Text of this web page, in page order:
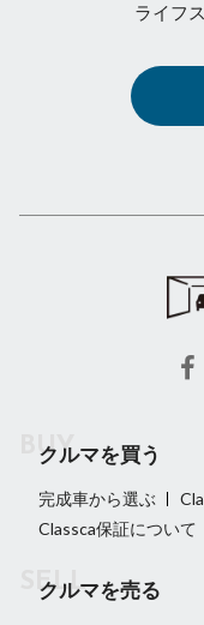
ライフ
クルマを買う
完成車から選ぶ
Classca保証について
クルマを売る